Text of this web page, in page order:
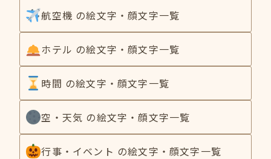
航空機 の絵文字・顔文字一覧
ホテル の絵文字・顔文字一覧
時間 の絵文字・顔文字一覧
空・天気 の絵文字・顔文字一覧
行事・イベント の絵文字・顔文字一覧